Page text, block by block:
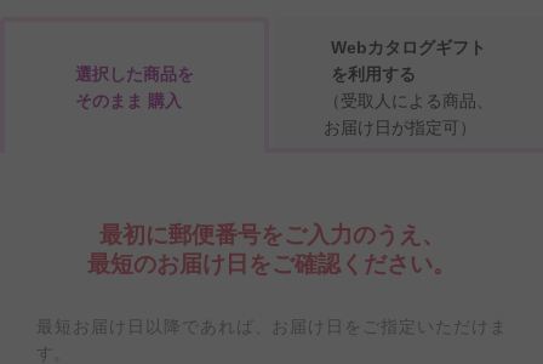
選択した商品を
そのまま 購入
Webカタログギフト
を利用する
（受取人による商品、
お届け日が指定可）
最初に郵便番号をご入力のうえ、
最短のお届け日をご確認ください。
最短お届け日以降であれば、お届け日をご指定いただけま
す。